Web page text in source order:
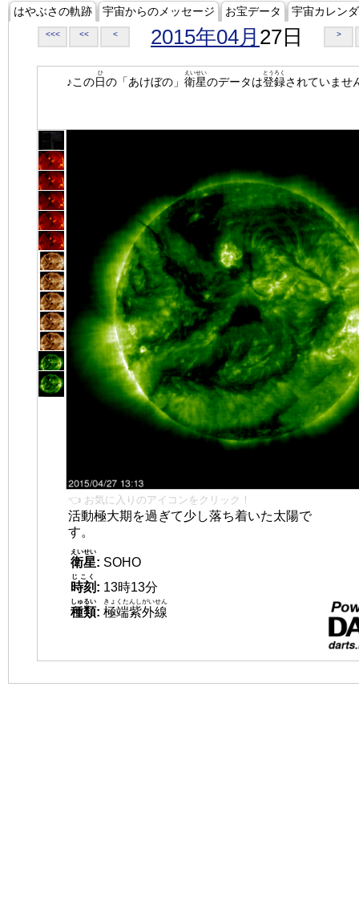
はやぶさの軌跡 宇宙からのメッセージ お宝データ 宇宙カレン
<<< << < 2015年04月 27日 >
♪この日
ひ
の「あけぼの」 衛星
えいせい
のデータは登録
とうろく
されていませ
👈 お気に入りのアイコンをクリック！
活動極大期を過ぎて少し落ち着いた太陽で
す。
衛星
えいせい
: SOHO
時刻
じこく
: 13時13分
種類
しゅるい
: 極端紫外線
きょくたんしがいせん